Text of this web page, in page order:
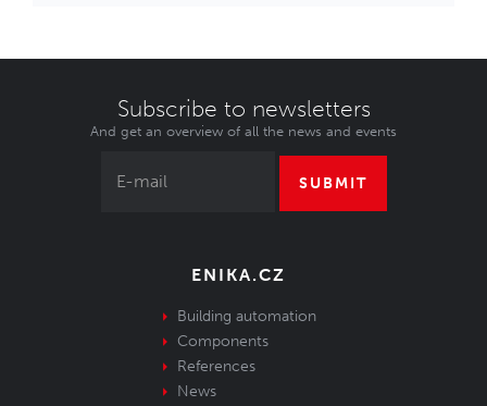
Subscribe to newsletters
And get an overview of all the news and events
SUBMIT
ENIKA.CZ
Building automation
Components
References
News